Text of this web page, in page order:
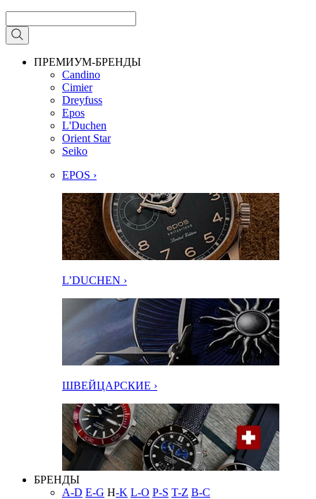
ПРЕМИУМ-БРЕНДЫ
Candino
Cimier
Dreyfuss
Epos
L'Duchen
Orient Star
Seiko
EPOS ›
L’DUCHEN ›
ШВЕЙЦАРСКИЕ ›
БРЕНДЫ
A-D E-G H-K L-O P-S T-Z В-С